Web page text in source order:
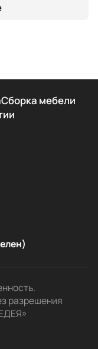
Сборка мебели
разрешения